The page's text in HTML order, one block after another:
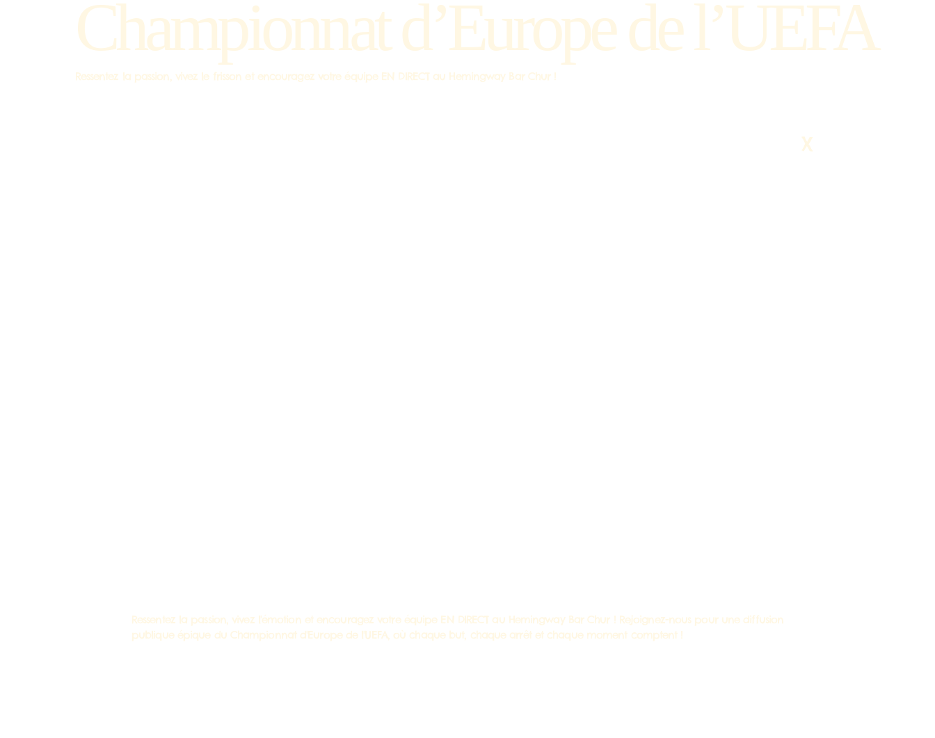
Championnat d’Europe de l’UEFA
Ressentez la passion, vivez le frisson et encouragez votre équipe EN DIRECT au Hemingway Bar Chur !
X
Ressentez la passion, vivez l'émotion et encouragez votre équipe EN DIRECT au Hemingway Bar Chur ! Rejoignez-nous pour une diffusion
publique épique du Championnat d'Europe de l'UEFA, où chaque but, chaque arrêt et chaque moment comptent !